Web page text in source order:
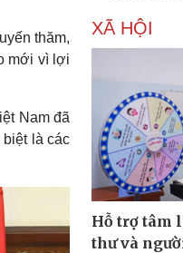
thăm,
mới vì lợi
Nam đã
là các
XÃ HỘI
Hỗ trợ tâm
thư và